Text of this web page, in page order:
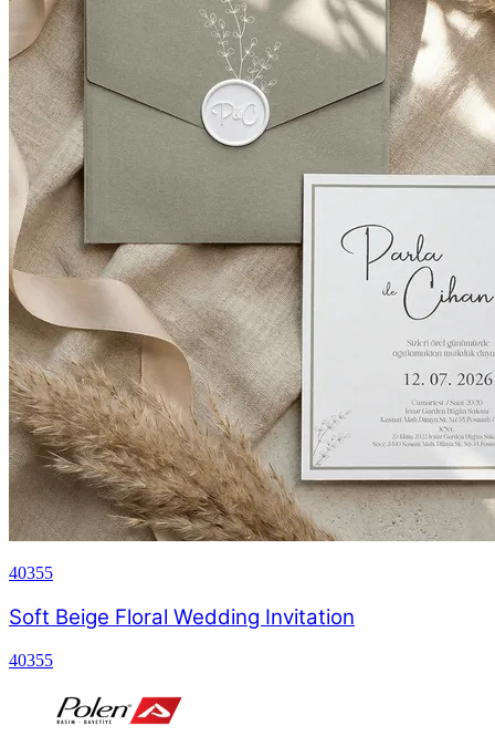
40355
Soft Beige Floral Wedding Invitation
40355